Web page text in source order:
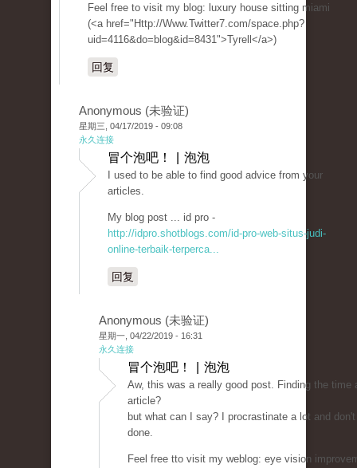
Feel free to visit my blog: luxury house sitting miami
(<a href="Http://Www.Twitter7.com/space.php?
uid=4116&do=blog&id=8431">Tyrell</a>)
回复
Anonymous (未验证)
星期三, 04/17/2019 - 09:08
永久连接
冒个泡吧！ | 泡泡
I used to be able to find good advice from your
articles.
My blog post ... id pro -
http://idpro.shotblogs.com/id-pro-web-situs-judi-
online-terbaik-terperca...
回复
Anonymous (未验证)
星期一, 04/22/2019 - 16:31
永久连接
冒个泡吧！ | 泡泡
Aw, this was a really good post. Finding the
article?
but what can I say? I procrastinate a lot and
done.
Feel free tto visit my weblog: eye vision